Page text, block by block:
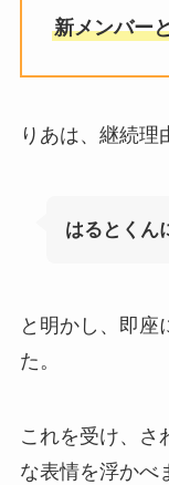
新メンバー
りあは、継続理
はるとくん
と明かし、即座
た。
これを受け、さ
な表情を浮かべ